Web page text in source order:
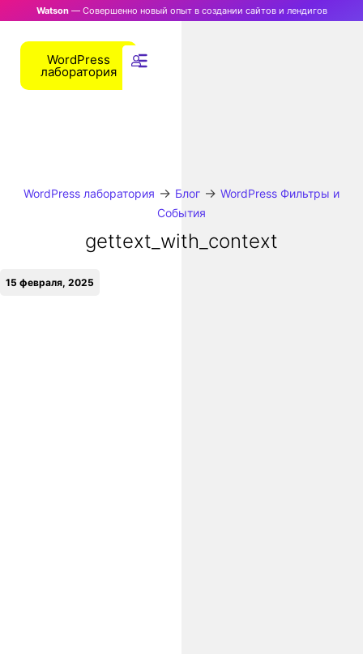
Watson— Совершенно новый опыт в создании сайтов и лендигов
WordPress
лаборатория
WordPress лаборатория → Блог → WordPress Фильтры и
События
gettext_with_context
15 февраля, 2025